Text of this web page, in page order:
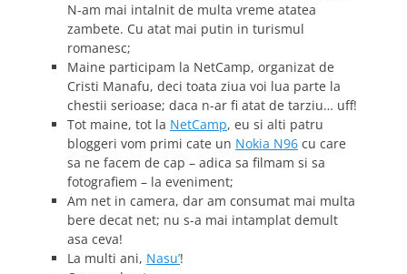
N-am mai intalnit de multa vreme atatea
zambete. Cu atat mai putin in turismul
romanesc;
Maine participam la NetCamp, organizat de
Cristi Manafu, deci toata ziua voi lua parte la
chestii serioase; daca n-ar fi atat de tarziu… uff!
Tot maine, tot la NetCamp, eu si alti patru
bloggeri vom primi cate un Nokia N96 cu care
sa ne facem de cap – adica sa filmam si sa
fotografiem – la eveniment;
Am net in camera, dar am consumat mai multa
bere decat net; nu s-a mai intamplat demult
asa ceva!
La multi ani, Nasu’!